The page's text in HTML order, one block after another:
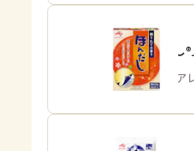
「ほんだし®
商品・ア